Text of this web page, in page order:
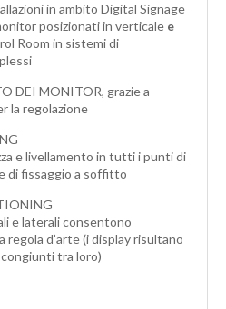
in ambito Digital Signage
posizionati in verticale e
Room in sistemi di
DEI MONITOR, grazie a
la regolazione
e livellamento in tutti i punti di
di fissaggio a soffitto
e laterali consentono
regola d’arte (i display risultano
tra loro)